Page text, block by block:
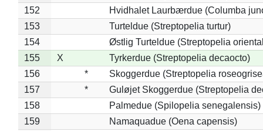
152
Hvidhalet Laurbærdue (Columba
153
Turteldue (Streptopelia turtur)
154
Østlig Turteldue (Streptopelia
155
X
Tyrkerdue (Streptopelia decaocto)
156
*
Skoggerdue (Streptopelia
157
*
Guløjet Skoggerdue (Streptopelia
158
Palmedue (Spilopelia senegalensis)
159
Namaquadue (Oena capensis)